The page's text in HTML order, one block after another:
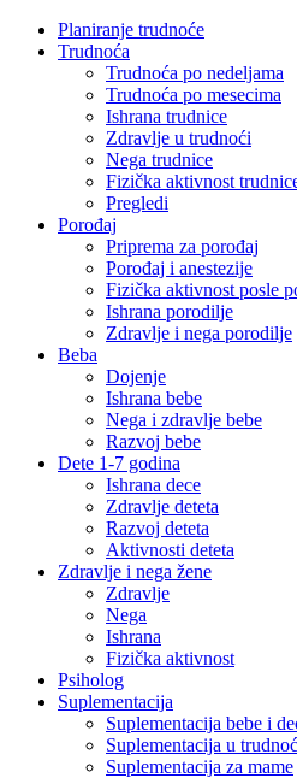
Planiranje trudnoće
Trudnoća
Trudnoća po nedeljama
Trudnoća po mesecima
Ishrana trudnice
Zdravlje u trudnoći
Nega trudnice
Fizička aktivnost
Pregledi
Porođaj
Priprema za porođaj
Porođaj i anestezije
Fizička aktivnost posle
Ishrana porodilje
Zdravlje i nega porodilje
Beba
Dojenje
Ishrana bebe
Nega i zdravlje bebe
Razvoj bebe
Dete 1-7 godina
Ishrana dece
Zdravlje deteta
Razvoj deteta
Aktivnosti deteta
Zdravlje i nega žene
Zdravlje
Nega
Ishrana
Fizička aktivnost
Psiholog
Suplementacija
Suplementacija bebe i
Suplementacija u
Suplementacija za mame